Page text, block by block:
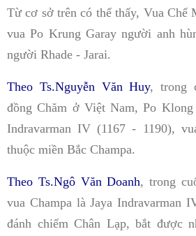
Từ cơ sở trên có thể thấy, Vua Chế
vua Po Krung Garay người anh
người Rhade - Jarai.
Theo Ts.Nguyễn Văn Huy, trong
đồng Chăm ở Việt Nam, Po
Indravarman IV (1167 - 1190),
thuộc miền Bắc Champa.
Theo Ts.Ngô Văn Doanh, trong
vua Champa là Jaya Indravarman
đánh chiếm Chân Lạp, bắt được